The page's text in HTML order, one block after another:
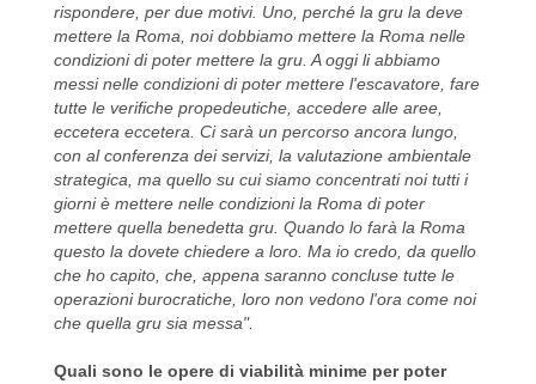
rispondere, per due motivi. Uno, perché la gru la deve
mettere la Roma, noi dobbiamo mettere la Roma nelle
condizioni di poter mettere la gru. A oggi li abbiamo
messi nelle condizioni di poter mettere l'escavatore, fare
tutte le verifiche propedeutiche, accedere alle aree,
eccetera eccetera. Ci sarà un percorso ancora lungo,
con al conferenza dei servizi, la valutazione ambientale
strategica, ma quello su cui siamo concentrati noi tutti i
giorni è mettere nelle condizioni la Roma di poter
mettere quella benedetta gru. Quando lo farà la Roma
questo la dovete chiedere a loro. Ma io credo, da quello
che ho capito, che, appena saranno concluse tutte le
operazioni burocratiche, loro non vedono l'ora come noi
che quella gru sia messa".
Quali sono le opere di viabilità minime per poter